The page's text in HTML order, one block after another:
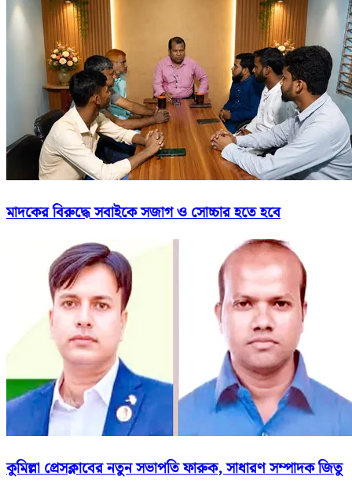
মাদকের বিরুদ্ধে সবাইকে সজাগ ও সোচ্চার হতে হবে
কুমিল্লা প্রেসক্লাবের নতুন সভাপতি ফারুক, সাধারণ সম্পাদক জিতু